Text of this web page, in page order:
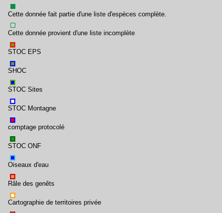
Cette donnée fait partie d'une liste d'espèces complète.
Cette donnée provient d'une liste incomplète
STOC EPS
SHOC
STOC Sites
STOC Montagne
comptage protocolé
STOC ONF
Oiseaux d'eau
Râle des genêts
Cartographie de territoires privée